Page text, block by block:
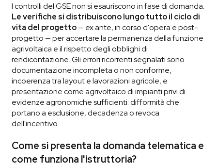
I controlli del GSE non si esauriscono in fase di domanda.
Le verifiche si distribuiscono lungo tutto il ciclo di
vita del progetto— ex ante, in corso d'opera e post-
progetto — per accertare la permanenza della funzione
agrivoltaica e il rispetto degli obblighi di
rendicontazione. Gli errori ricorrenti segnalati sono
documentazione incompleta o non conforme,
incoerenza tra layout e lavorazioni agricole, e
presentazione come agrivoltaico di impianti privi di
evidenze agronomiche sufficienti: difformità che
portano a esclusione, decadenza o revoca
dell'incentivo.
Come si presenta la domanda telematica e
come funziona l'istruttoria?